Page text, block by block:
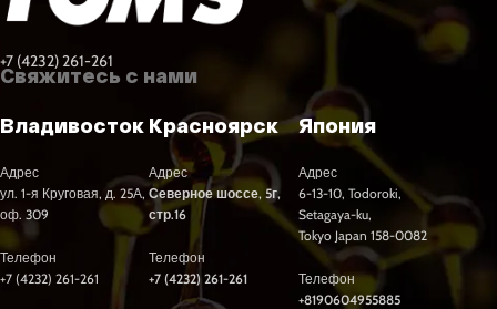
+7 (4232) 261-261
Свяжитесь с нами
Владивосток
Адрес
ул. 1-я Круговая, д. 25А,
оф. 309
Телефон
+7 (4232) 261-261
Красноярск
Адрес
Северное шоссе, 5г,
стр.16
Телефон
+7 (4232) 261-261
Япония
Адрес
6-13-10, Todoroki,
Setagaya-ku,
Tokyo Japan 158-0082
Телефон
+8190604955885